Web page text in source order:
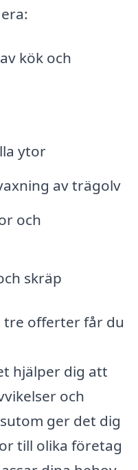
kök och
ytor
av trägolv
och
skräp
tre offerter får du
hjälper dig att
och
ger det dig
till olika företag